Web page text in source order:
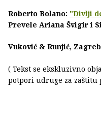
Roberto Bolano: "Divlji
Prevele Ariana Švigir i
Vuković & Runjić, Zagreb
( Tekst se ekskluzivno
potpori udruge za zaštitu